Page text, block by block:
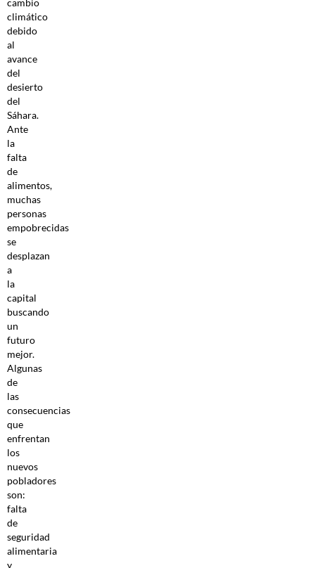
cambio
climático
debido
al
avance
del
desierto
del
Sáhara.
Ante
la
falta
de
alimentos,
muchas
personas
empobrecidas
se
desplazan
a
la
capital
buscando
un
futuro
mejor.
Algunas
de
las
consecuencias
que
enfrentan
los
nuevos
pobladores
son:
falta
de
seguridad
alimentaria
y